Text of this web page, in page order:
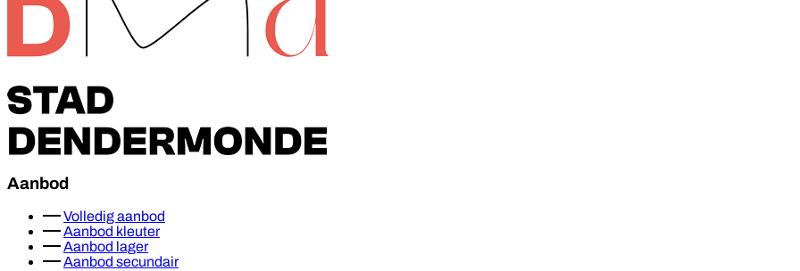
Aanbod
Volledig aanbod
Aanbod kleuter
Aanbod lager
Aanbod secundair